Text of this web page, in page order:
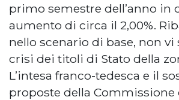
primo semestre dell’anno in
aumento di circa il 2,00%.
nello scenario di base, non vi
crisi dei titoli di Stato della
L’intesa franco-tedesca e il
proposte della Commissione